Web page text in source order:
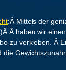
:Â Mittels der
Â haben wir
zu verkleben. Â